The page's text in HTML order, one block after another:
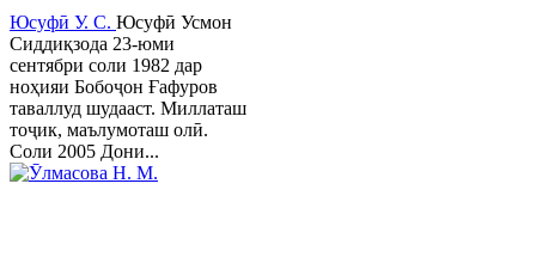
Юсуфӣ У. C. Юсуфӣ Усмон
Сиддиқзода 23-юми
сентябри соли 1982 дар
ноҳияи Бобоҷон Ғафуров
таваллуд шудааст. Миллаташ
тоҷик, маълумоташ олӣ.
Соли 2005 Дони...